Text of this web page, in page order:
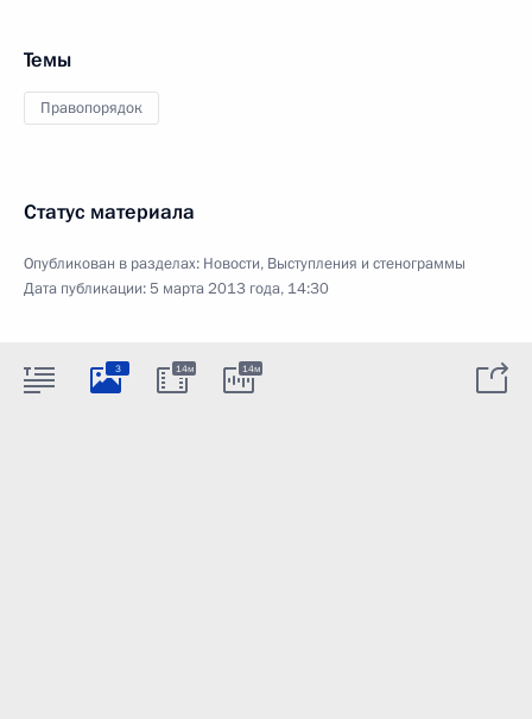
Темы
Правопорядок
Статус материала
Опубликован в разделах: Новости, Выступления и стенограммы
Дата публикации:5 марта 2013 года, 14:30
3 14м 14м